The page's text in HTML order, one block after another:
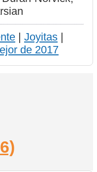
| Joyitas |
de 2017